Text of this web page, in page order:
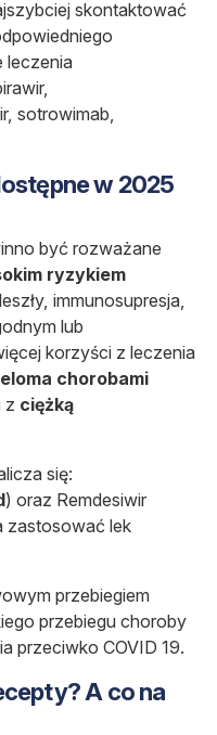
skontaktować
leczenia
sotrowimab,
w 2025
być rozważane
ryzykiem
immunosupresja,
lub
korzyści z leczenia
chorobami
z ciężką
się:
) oraz Remdesiwir
zastosować lek
przebiegiem
przebiegu choroby
przeciwko COVID 19.
A co na